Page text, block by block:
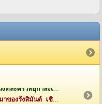
รังสิมันต์ เกิดขึ้นในช่วงที่ละครวิทยุกำลังเฟื่องฟูอยู่ในยุคกว่า 60 ปีที่แล้ว โดยคุณวีระ จิรา (สี่เสี่ย ยีซีม่อน) ผู้จัดการและเจ้าของห้องบันทึกเสียงบริษัท ยีซีม่อน เรดิโอ จำกัด (
“ใครอยากรู้ความเป็นมาของรังสิมันต์ เชิญทางนี้ค่ะ”